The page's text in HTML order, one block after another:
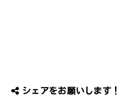
シェアをお願いします！